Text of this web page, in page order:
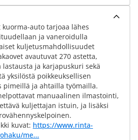
kuorma-auto tarjoaa lähes
ja vaneroidulla
kuljetusmahdollisuudet
avautuvat 270 astetta,
ja karjapuskuri sekä
yksilöstä poikkeuksellisen
pimeillä ja ahtailla työmailla.
manuaalinen ilmastointi,
kuljettajan istuin, ja lisäksi
kuvat: https://www.rinta-
me...